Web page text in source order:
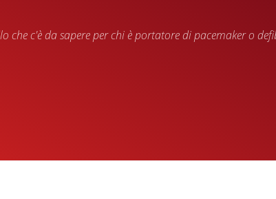
che c'è da sapere per chi è portatore di pacemaker o